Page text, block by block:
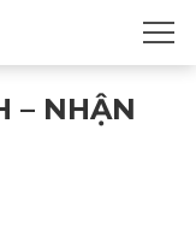
– NHẬN